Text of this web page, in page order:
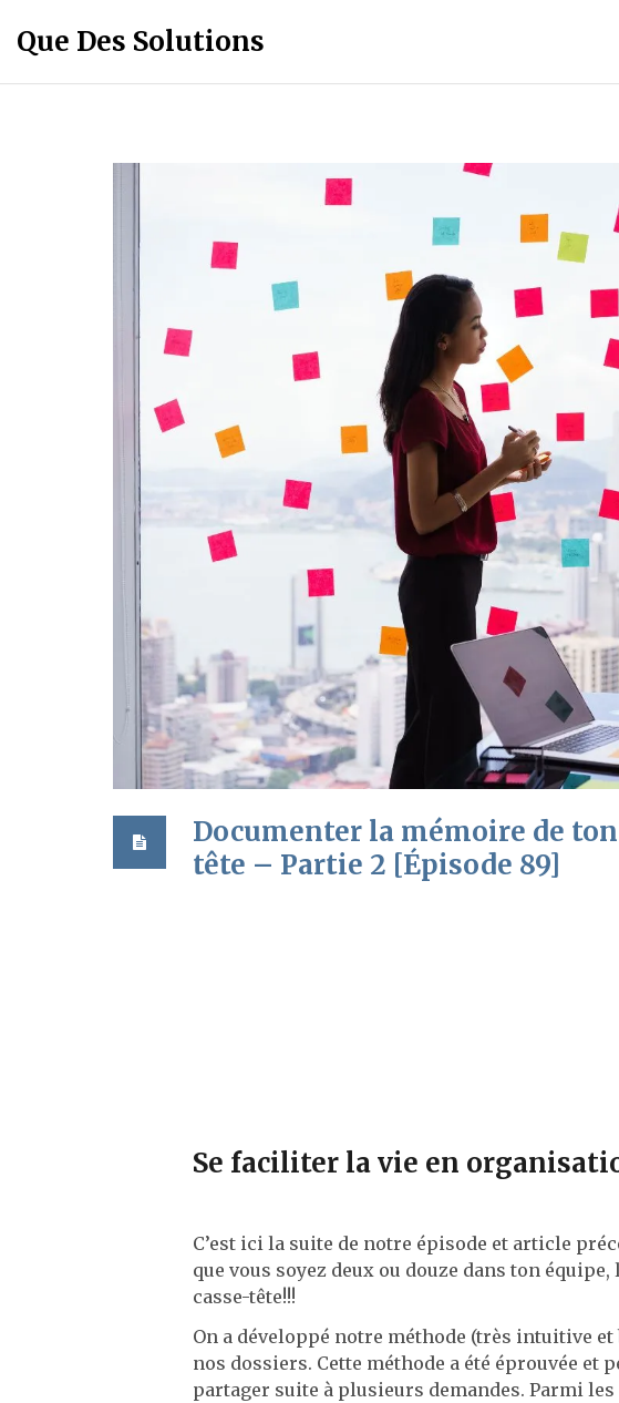
Que Des Solutions
Documenter la mémoire de
tête – Partie 2 [Épisode 89]
Se faciliter la vie en
C’est ici la suite de notre épisode et article
que vous soyez deux ou douze dans ton
casse-tête!!!
On a développé notre méthode (très intuitive
nos dossiers. Cette méthode a été éprouvée
partager suite à plusieurs demandes. Parmi